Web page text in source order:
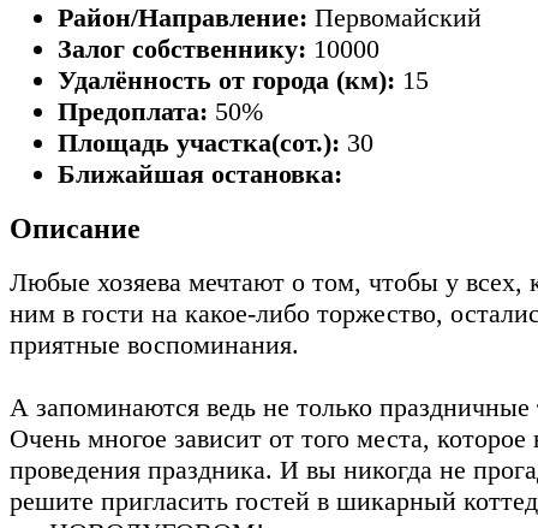
Район/Направление: Первомайский
Залог собственнику: 10000
Удалённость от города (км): 15
Предоплата: 50%
Площадь участка(сот.): 30
Ближайшая остановка:
Описание
Любые хозяева мечтают о том, чтобы у всех,
ним в гости на какое-либо торжество,
приятные воспоминания.
А запоминаются ведь не только
Очень многое зависит от того места,
проведения праздника. И вы никогда не
решите пригласить гостей в шикарный